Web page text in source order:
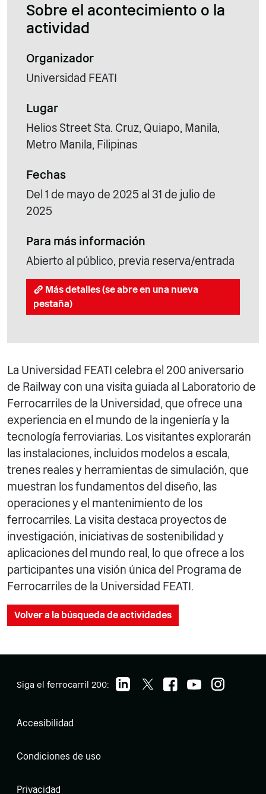
Sobre el acontecimiento o la
actividad
Organizador
Universidad FEATI
Lugar
Helios Street Sta. Cruz, Quiapo, Manila,
Metro Manila, Filipinas
Fechas
Del 1 de mayo de 2025 al 31 de julio de
2025
Para más información
Abierto al público, previa reserva/entrada
Más detalles (se abre en una nueva
pestaña)
La Universidad FEATI celebra el 200 aniversario
de Railway con una visita guiada al Laboratorio de
Ferrocarriles de la Universidad, que ofrece una
experiencia en el mundo de la ingeniería y la
tecnología ferroviarias. Los visitantes explorarán
las instalaciones, incluidos modelos a escala,
trenes reales y herramientas de simulación, que
muestran los fundamentos del diseño, las
operaciones y el mantenimiento de los
ferrocarriles. La visita destaca proyectos de
investigación, iniciativas de sostenibilidad y
aplicaciones del mundo real, lo que ofrece a los
participantes una visión única del Programa de
Ferrocarriles de la Universidad FEATI.
Volver a la búsqueda de actividades
Siga el ferrocarril 200:
Accesibilidad
Condiciones de uso
Privacidad